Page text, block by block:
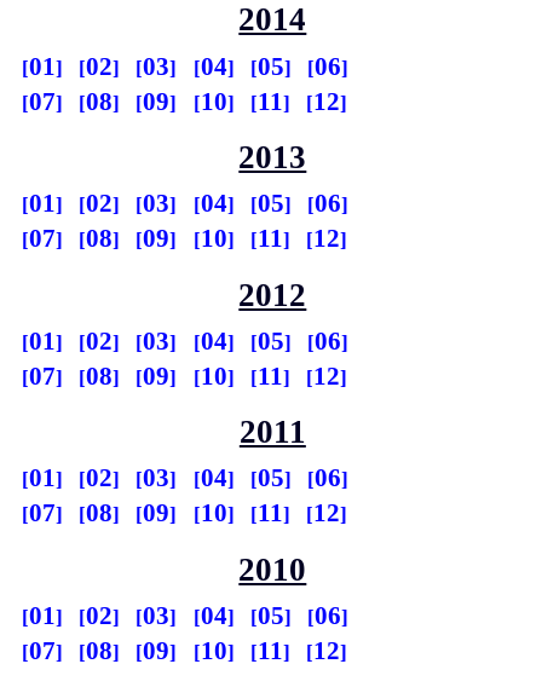
2014
01 02 03 04 05
06
07
08 09 10 11 12
2013
01 02 03 04 05
06
07
08 09 10 11 12
2012
01 02 03 04 05
06
07
08 09 10 11 12
2011
01 02 03 04 05
06
07
08 09 10 11 12
2010
01 02 03 04 05
06
07
08 09 10 11 12